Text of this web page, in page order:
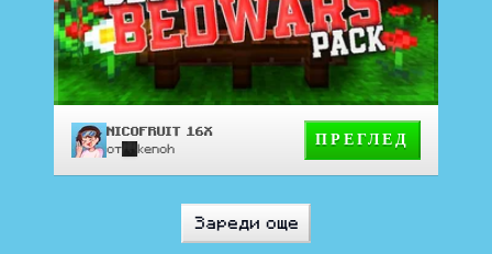
NICOFRUIT 16X
от kenoh
ПРЕГЛЕД
Зареди още